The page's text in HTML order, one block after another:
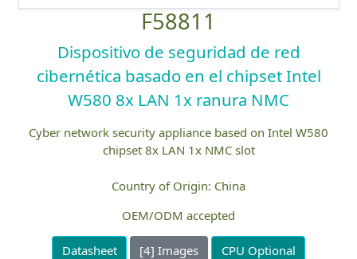
F58811
Dispositivo de seguridad de red
cibernética basado en el chipset Intel
W580 8x LAN 1x ranura NMC
Cyber network security appliance based on Intel W580
chipset 8x LAN 1x NMC slot
Country of Origin: China
OEM/ODM accepted
Datasheet [4] Images CPU Optional